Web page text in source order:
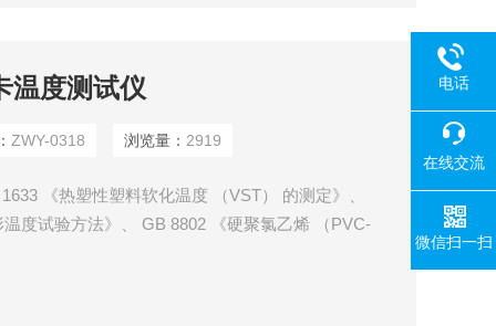
温度测试仪
ZWY-0318 浏览量： 2919
《热塑性塑料软化温度 （VST） 的测定》、
度试验方法》、 GB 8802 《硬聚氯乙烯 （PVC-
电话
在线交流
微信扫一扫